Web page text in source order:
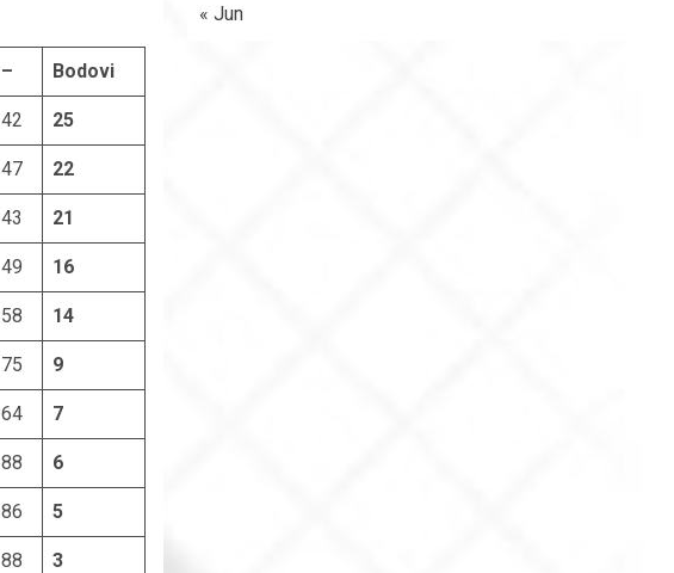
– Bodovi
42 25
47 22
43 21
49 16
58 14
75 9
64 7
88 6
86 5
88 3
« Jun